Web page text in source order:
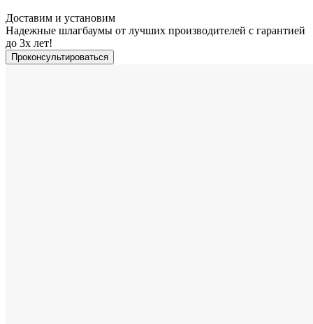
Доставим и установим
Надежные шлагбаумы от лучших производителей с гарантией
до 3х лет!
Проконсультироваться